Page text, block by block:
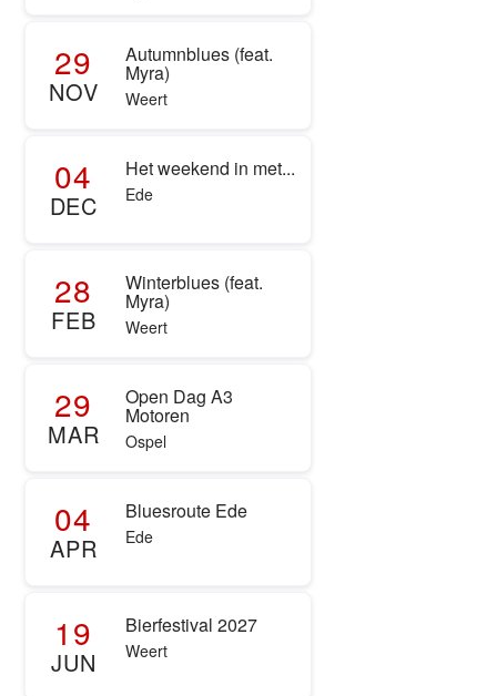
29
NOV
Autumnblues (feat.
Myra)
Weert
04
DEC
Het weekend in met...
Ede
28
FEB
Winterblues (feat.
Myra)
Weert
29
MAR
Open Dag A3
Motoren
Ospel
04
APR
Bluesroute Ede
Ede
19
JUN
Bierfestival 2027
Weert